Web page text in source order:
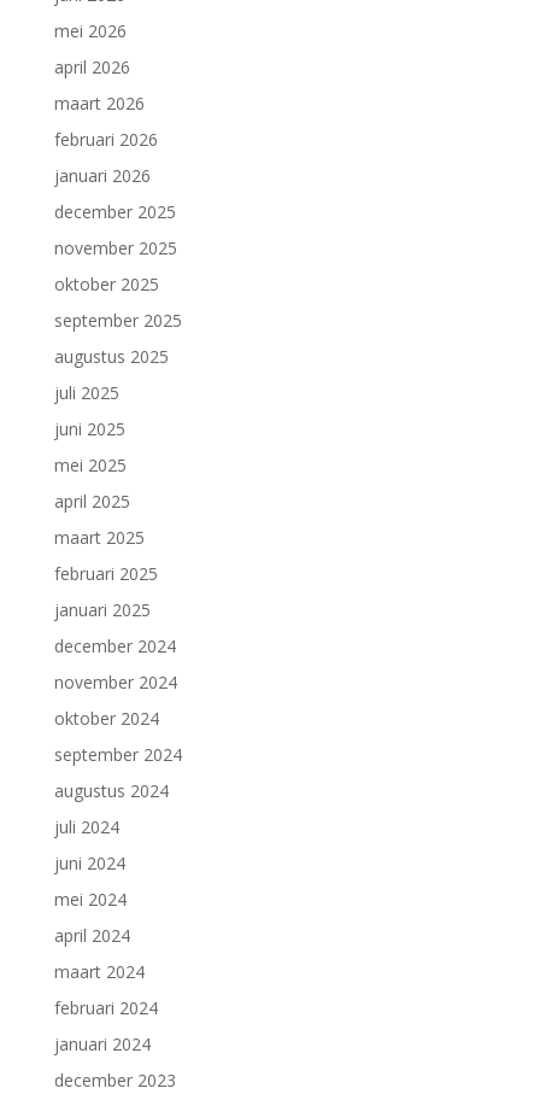
mei 2026
april 2026
maart 2026
februari 2026
januari 2026
december 2025
november 2025
oktober 2025
september 2025
augustus 2025
juli 2025
juni 2025
mei 2025
april 2025
maart 2025
februari 2025
januari 2025
december 2024
november 2024
oktober 2024
september 2024
augustus 2024
juli 2024
juni 2024
mei 2024
april 2024
maart 2024
februari 2024
januari 2024
december 2023